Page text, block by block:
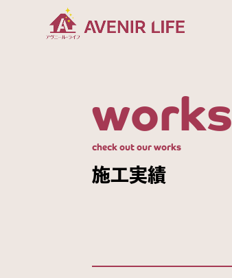
works
check out our works
施工実績